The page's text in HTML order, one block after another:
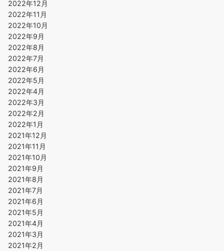
2022年12月
2022年11月
2022年10月
2022年9月
2022年8月
2022年7月
2022年6月
2022年5月
2022年4月
2022年3月
2022年2月
2022年1月
2021年12月
2021年11月
2021年10月
2021年9月
2021年8月
2021年7月
2021年6月
2021年5月
2021年4月
2021年3月
2021年2月